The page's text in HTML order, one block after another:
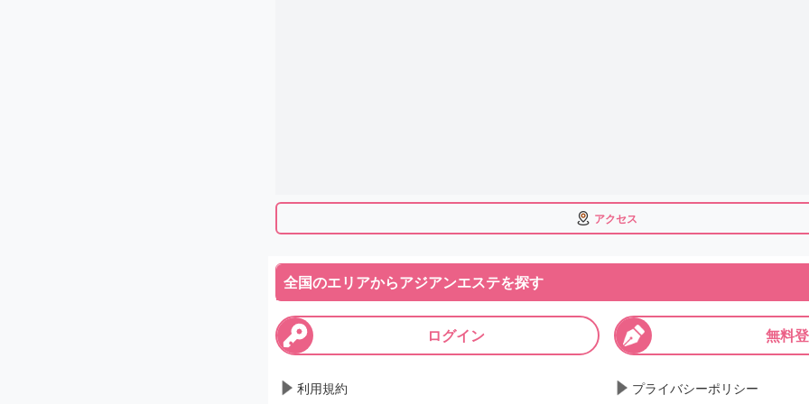
アクセス
全国のエリアからアジアンエステを探す
ログイン 無料
利用規約 プライバシーポリシー